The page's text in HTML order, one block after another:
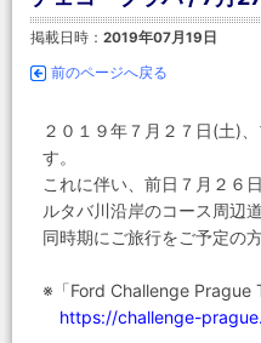
掲載日時： 2019年07月19日
前のページへ戻る
２０１９年７月２７日(土)
す。
これに伴い、前日７月２６
ルタバ川沿岸のコース周辺
同時期にご旅行をご予定の
※「Ford Challenge Prague
https://challenge-